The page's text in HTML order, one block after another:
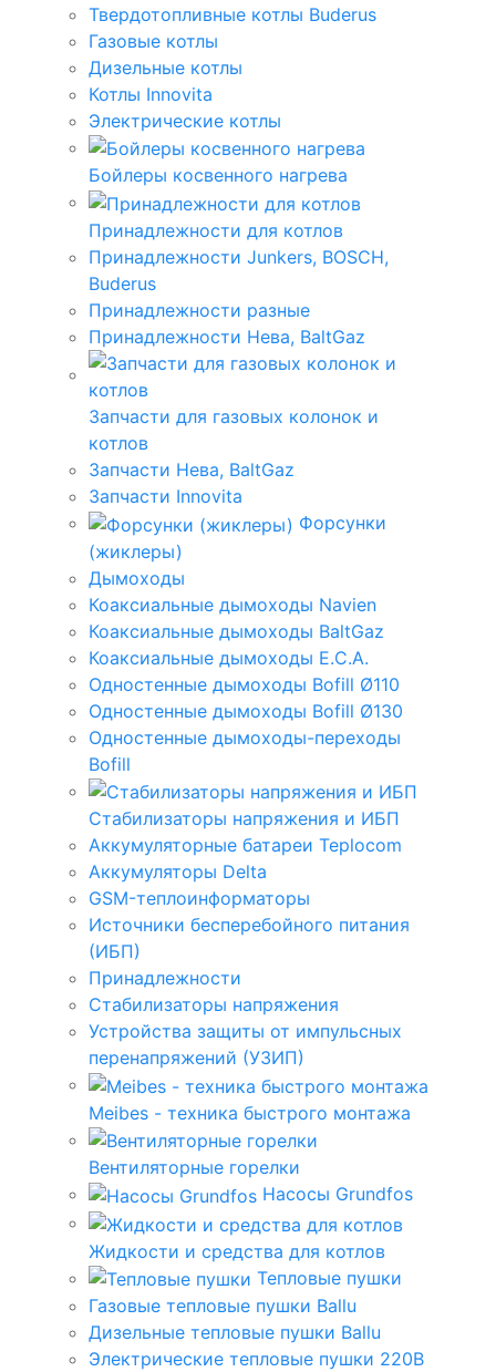
Твердотопливные котлы Buderus
Газовые котлы
Дизельные котлы
Котлы Innovita
Электрические котлы
Бойлеры косвенного нагрева
Принадлежности для котлов
Принадлежности Junkers, BOSCH,
Buderus
Принадлежности разные
Принадлежности Нева, BaltGaz
Запчасти для газовых колонок и
котлов
Запчасти Нева, BaltGaz
Запчасти Innovita
Форсунки
(жиклеры)
Дымоходы
Коаксиальные дымоходы Navien
Коаксиальные дымоходы BaltGaz
Коаксиальные дымоходы E.C.A.
Одностенные дымоходы Bofill Ø110
Одностенные дымоходы Bofill Ø130
Одностенные дымоходы-переходы
Bofill
Стабилизаторы напряжения и ИБП
Аккумуляторные батареи Teplocom
Аккумуляторы Delta
GSM-теплоинформаторы
Источники бесперебойного питания
(ИБП)
Принадлежности
Стабилизаторы напряжения
Устройства защиты от импульсных
перенапряжений (УЗИП)
Meibes - техника быстрого монтажа
Вентиляторные горелки
Насосы Grundfos
Жидкости и средства для котлов
Тепловые пушки
Газовые тепловые пушки Ballu
Дизельные тепловые пушки Ballu
Электрические тепловые пушки 220В